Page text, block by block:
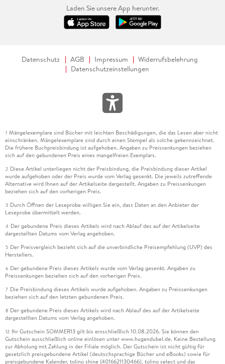
Laden Sie unsere App herunter.
Datenschutz AGB Impressum
Widerrufsbelehrung
Datenschutzeinstellungen
1 Mängelexemplare sind Bücher mit leichten Beschädigungen, die das Lesen aber nicht
einschränken. Mängelexemplare sind durch einen Stempel als solche gekennzeichnet.
Die frühere Buchpreisbindung ist aufgehoben. Angaben zu Preissenkungen beziehen
sich auf den gebundenen Preis eines mangelfreien Exemplars.
2 Diese Artikel unterliegen nicht der Preisbindung, die Preisbindung dieser Artikel
wurde aufgehoben oder der Preis wurde vom Verlag gesenkt. Die jeweils zutreffende
Alternative wird Ihnen auf der Artikelseite dargestellt. Angaben zu Preissenkungen
beziehen sich auf den vorherigen Preis.
3 Durch Öffnen der Leseprobe willigen Sie ein, dass Daten an den Anbieter der
Leseprobe übermittelt werden.
4 Der gebundene Preis dieses Artikels wird nach Ablauf des auf der Artikelseite
dargestellten Datums vom Verlag angehoben.
5 Der Preisvergleich bezieht sich auf die unverbindliche Preisempfehlung (UVP) des
Herstellers.
6 Der gebundene Preis dieses Artikels wurde vom Verlag gesenkt. Angaben zu
Preissenkungen beziehen sich auf den vorherigen Preis.
7 Die Preisbindung dieses Artikels wurde aufgehoben. Angaben zu Preissenkungen
beziehen sich auf den letzten gebundenen Preis.
8 Der gebundene Preis dieses Artikels wird nach Ablauf des auf der Artikelseite
dargestellten Datums vom Verlag angehoben.
12 Ihr Gutschein SOMMER13 gilt bis einschließlich 10.08.2026. Sie können den
Gutschein ausschließlich online einlösen unter www.hugendubel.de. Keine Bestellung
zur Abholung mit Zahlung in der Filiale möglich. Der Gutschein ist nicht gültig für
gesetzlich preisgebundene Artikel (deutschsprachige Bücher und eBooks) sowie für
preisgebundene Kalender, tolino shine (4016621130466), tolino select und das